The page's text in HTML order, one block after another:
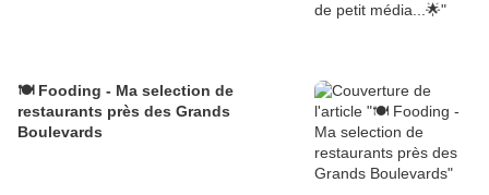
🍽 Fooding - Ma selection de
restaurants près des Grands
Boulevards